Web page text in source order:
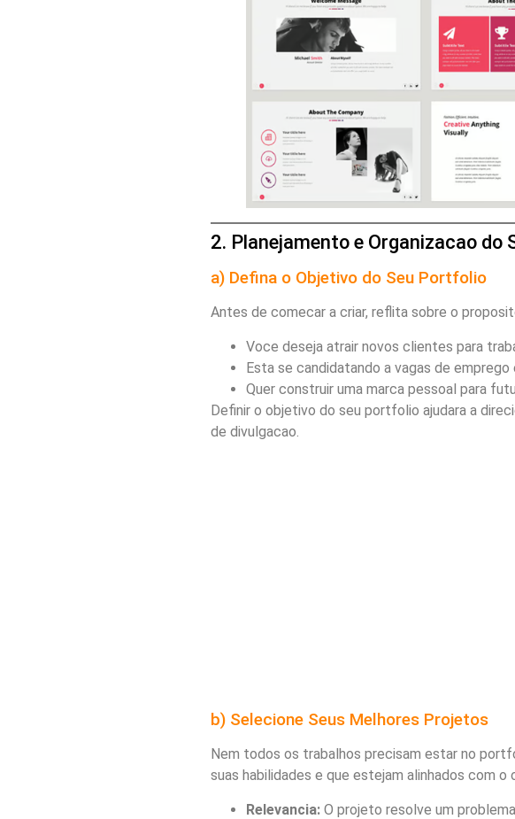
2. Planejamento e Organizacao do
a) Defina o Objetivo do Seu Portfolio
Antes de comecar a criar, reflita sobre o
Voce deseja atrair novos clientes para
Esta se candidatando a vagas de
Quer construir uma marca pessoal para
Definir o objetivo do seu portfolio ajudara a
de divulgacao.
b) Selecione Seus Melhores Projetos
Nem todos os trabalhos precisam estar no
suas habilidades e que estejam alinhados com
Relevancia:O projeto resolve um